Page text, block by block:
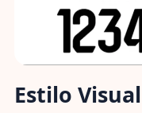
Estilo